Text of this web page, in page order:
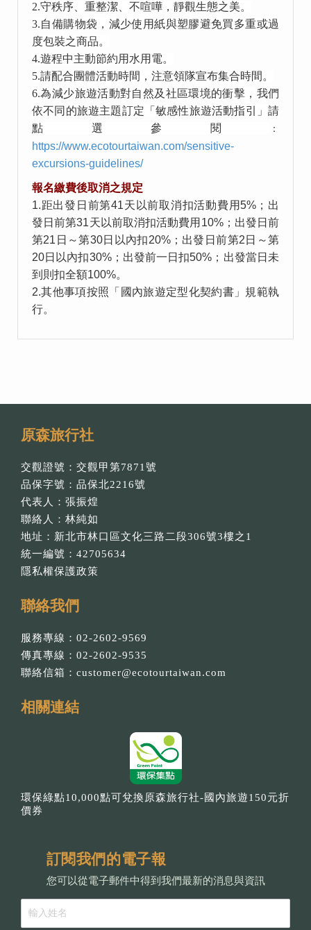
2.守秩序、重整潔、不喧嘩，靜觀生態之美。
3.自備購物袋，減少使用紙與塑膠避免買多重或過
度包裝之商品。
4.遊程中主動節約用水用電。
5.請配合團體活動時間，注意領隊宣布集合時間。
6.為減少旅遊活動對自然及社區環境的衝擊，我們
依不同的旅遊主題訂定「敏感性旅遊活動指引」請
點選參閱
：
https://www.ecotourtaiwan.com/sensitive-
excursions-guidelines/
報名繳費後取消之規定
1.距出發日前第41天以前取消扣活動費用5%；出
發日前第31天以前取消扣活動費用10%；出發日前
第21日～第30日以內扣20%；出發日前第2日～第
20日以內扣30%；出發前一日扣50%；出發當日未
到則扣全額100%。
2.其他事項按照「國內旅遊定型化契約書」規範執
行。
原森旅行社
交觀證號：交觀甲第7871號
品保字號：品保北2216號
代表人：張振煌
聯絡人：林純如
地址：新北市林口區文化三路二段306號3樓之1
統一編號：42705634
隱私權保護政策
聯絡我們
服務專線：02-2602-9569
傳真專線：02-2602-9535
聯絡信箱： customer@ecotourtaiwan.com
相關連結
環保綠點10,000點可兌換原森旅行社-國內旅遊150元折
價券
訂閱我們的電子報
您可以從電子郵件中得到我們最新的消息與資訊